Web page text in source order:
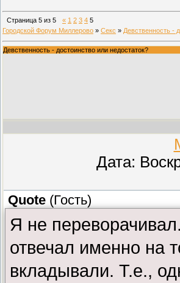
Страница 5 из 5 « 1 2 3 4 5
Городской Форум Миллерово » Секс » Девственность -
Девственность - достоинство или недостаток?
Дата:
Quote (Гость)
Я не
отвечал именно на
вкладывали. Т.е.,